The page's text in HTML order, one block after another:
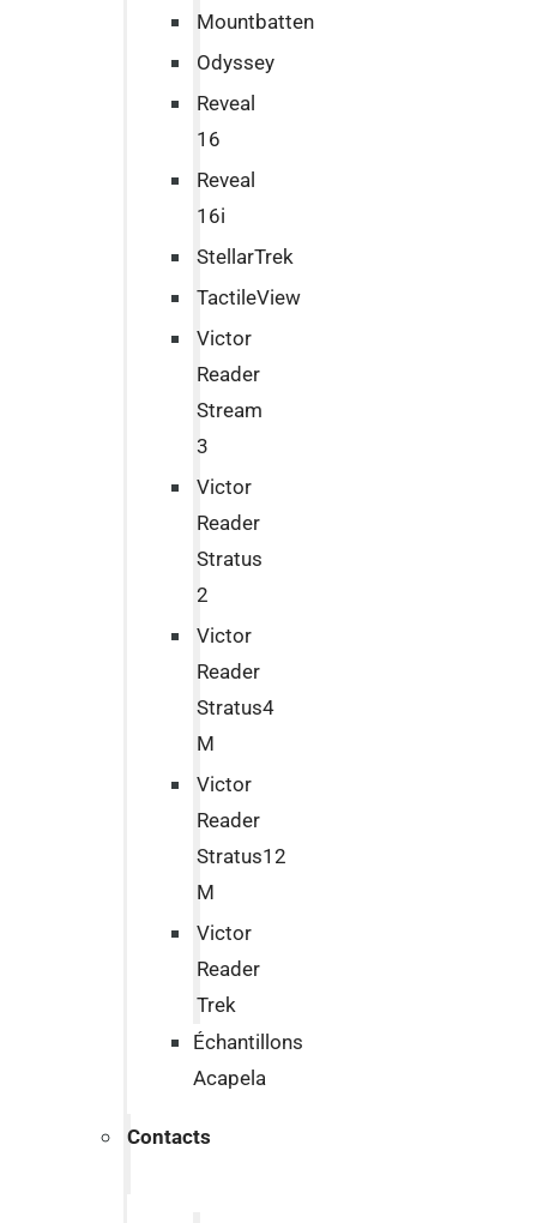
Mountbatten
Odyssey
Reveal
16
Reveal
16i
StellarTrek
TactileView
Victor
Reader
Stream
3
Victor
Reader
Stratus
2
Victor
Reader
Stratus4
M
Victor
Reader
Stratus12
M
Victor
Reader
Trek
Échantillons
Acapela
Contacts